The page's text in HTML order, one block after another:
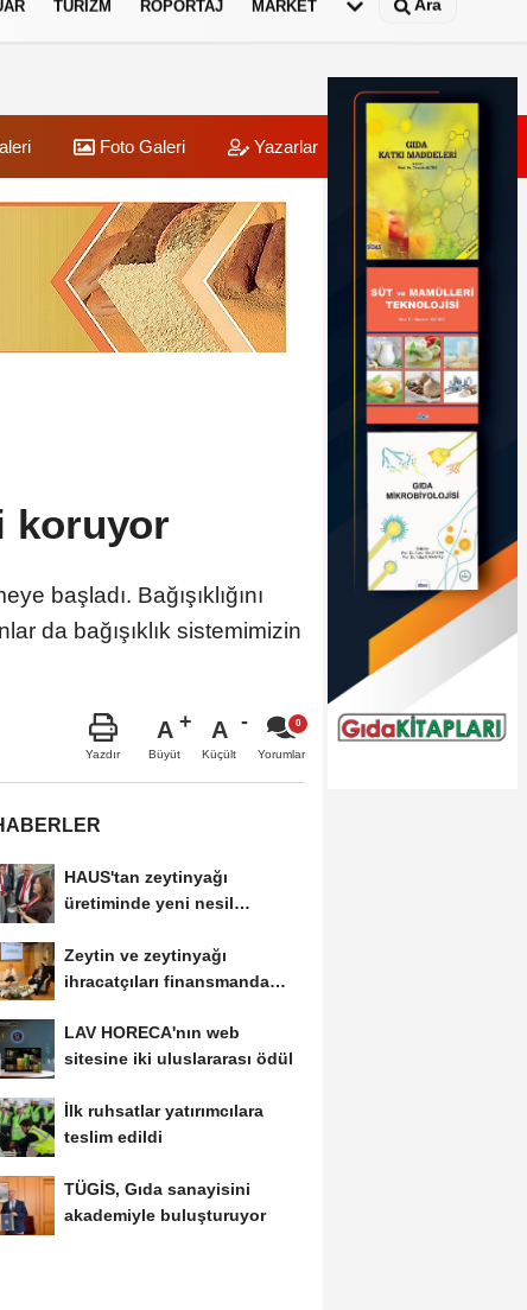
TURIZM RÖPORTAJ MARKET Ara
Foto Galeri Yazarlar Üye Paneli
koruyor
başladı. Bağışıklığını
da bağışıklık sistemimizin
Yazdır
A
Büyüt
A
Küçült Yorumlar
HAUS'tan zeytinyağı
üretiminde yeni nesil
Zeytin ve zeytinyağı
ihracatçıları finansmanda
LAV HORECA'nın web
sitesine iki uluslararası ödül
İlk ruhsatlar yatırımcılara
teslim edildi
TÜGİS, Gıda sanayisini
akademiyle buluşturuyor